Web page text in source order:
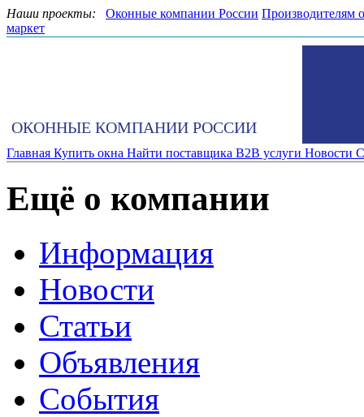
Наши проекты: Оконные компании России Производителям
маркет
ОКОННЫЕ КОМПАНИИ РОССИИ
Главная Купить окна Найти поставщика B2B услуги Новости
Ещё о компании
Информация
Новости
Статьи
Объявления
События